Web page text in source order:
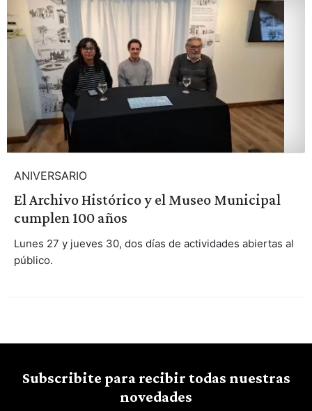
ANIVERSARIO
El Archivo Histórico y el Museo Municipal
cumplen 100 años
Lunes 27 y jueves 30, dos días de actividades abiertas al
público.
Subscribite para recibir todas nuestras
novedades